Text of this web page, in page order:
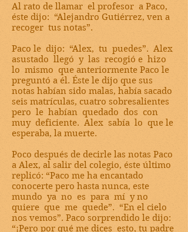
Al rato de llamar el profesor a Paco,
éste dijo: “Alejandro Gutiérrez, ven a
recoger tus notas”.
Paco le dijo: “Alex, tu puedes”. Alex
asustado llegó y las recogió e hizo
lo mismo que anteriormente Paco le
preguntó a él. Éste le dijo que sus
notas habían sido malas, había sacado
seis matrículas, cuatro sobresalientes
pero le habían quedado dos con
muy deficiente. Alex sabía lo que le
esperaba, la muerte.
Poco después de decirle las notas Paco
a Alex, al salir del colegio, éste último
replicó: “Paco me ha encantado
conocerte pero hasta nunca, este
mundo ya no es para mí y no
quiere que me quede”. “En el cielo
nos vemos”. Paco sorprendido le dijo:
“¡Pero por qué me dices esto, tu padre